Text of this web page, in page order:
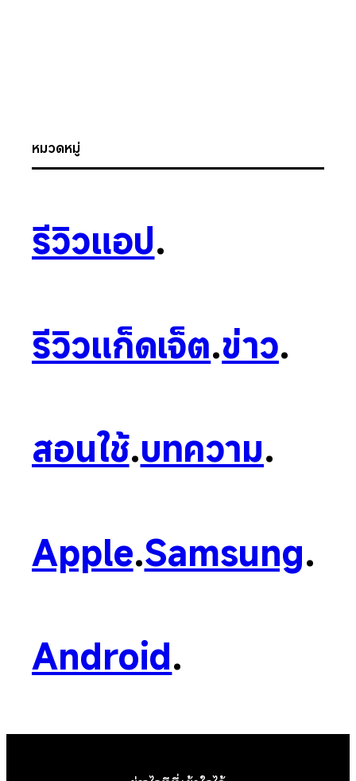
หมวดหมู่
รีวิวแอป.
รีวิวแก็ดเจ็ต.ข่าว.
สอนใช้.บทความ.
Apple.Samsung.
Android.